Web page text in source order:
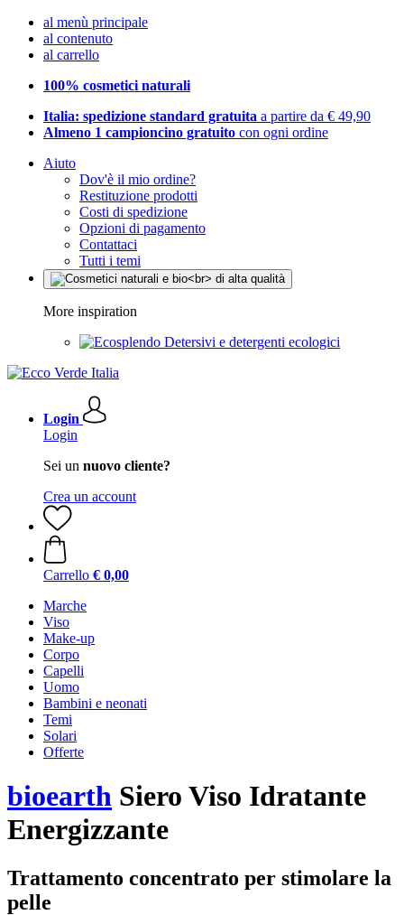
al menù principale
al contenuto
al carrello
100% cosmetici naturali
Italia: spedizione standard gratuita a partire da € 49,90
Almeno 1 campioncino gratuito con ogni ordine
Aiuto
Dov'è il mio ordine?
Restituzione prodotti
Costi di spedizione
Opzioni di pagamento
Contattaci
Tutti i temi
More inspiration
Detersivi e detergenti ecologici
Login
Login
Sei un nuovo cliente?
Crea un account
Carrello € 0,00
Marche
Viso
Make-up
Corpo
Capelli
Uomo
Bambini e neonati
Temi
Solari
Offerte
bioearth Siero Viso Idratante
Energizzante
Trattamento concentrato per stimolare la
pelle